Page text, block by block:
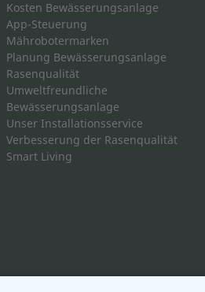
Kosten Bewässerungsanlage
App-Steuerung
Mährobotermarken
Planung Bewässerungsanlage
Rasenqualität
Umweltfreundliche
Bewässerungsanlage
Unser Installationsservice
Verbesserung der Rasenqualität
Smart Living